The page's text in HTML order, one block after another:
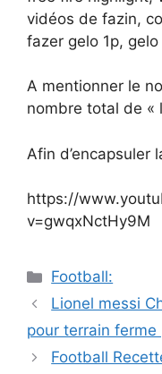
vidéos de fazin,
fazer gelo 1p,
A mentionner le
nombre total de «
Afin d’encapsuler
https://
v=gwqxNctHy9M
Catégories
Football:
Navigation
des
articles
Lionel messi
pour terrain
Football